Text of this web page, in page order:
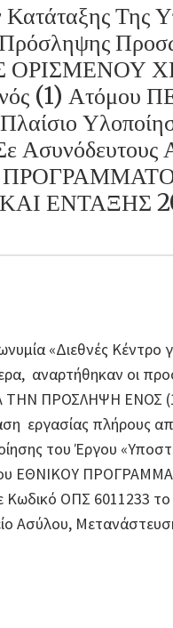
Της
ΟΡΙΣΜΕΝΟΥ
(1) Ατόμου
Ασυνόδευτους
ΕΝΤΑΞΗΣ
«Διεθνές Κέντρο
αναρτήθηκαν οι
ΤΗΝ ΠΡΟΣΛΗΨΗ
πλήρους
του Έργου
ΕΘΝΙΚΟΥ
ΟΠΣ 6011233 το
Ασύλου,